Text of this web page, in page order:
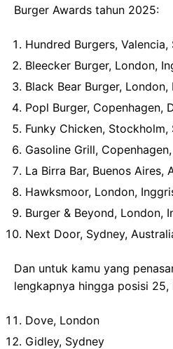
Burger Awards tahun 2025:
Hundred Burgers, Valencia,
Bleecker Burger, London,
Black Bear Burger, London,
Popl Burger, Copenhagen,
Funky Chicken, Stockholm,
Gasoline Grill,
La Birra Bar, Buenos Aires,
Hawksmoor, London,
Burger & Beyond, London,
Next Door, Sydney,
Dan untuk kamu yang
lengkapnya hingga posisi 25,
Dove, London
Gidley, Sydney